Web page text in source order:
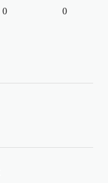
0 0